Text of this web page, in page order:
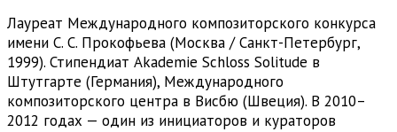
Лауреат Международного композиторского конкурса
имени С. С. Прокофьева (Москва / Санкт-Петербург,
1999). Стипендиат Akademie Schloss Solitude в
Штутгарте (Германия), Международного
композиторского центра в Висбю (Швеция). В 2010–
2012 годах — один из инициаторов и кураторов